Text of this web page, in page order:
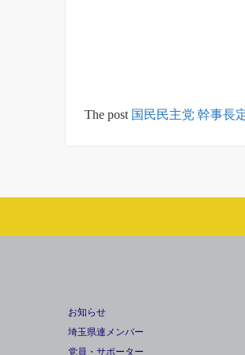
The post 国民民主党 幹事長
お知らせ
埼玉県連メンバー
党員・サポーター